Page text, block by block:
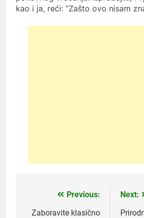
kao i ja, reći: “Zašto ovo nisam
navigation
Previous:
Zaboravite klasično
Next: